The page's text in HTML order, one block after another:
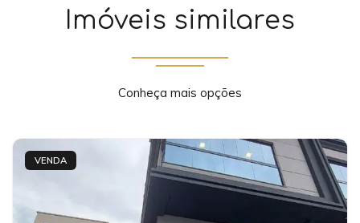
Imóveis similares
Conheça mais opções
VENDA